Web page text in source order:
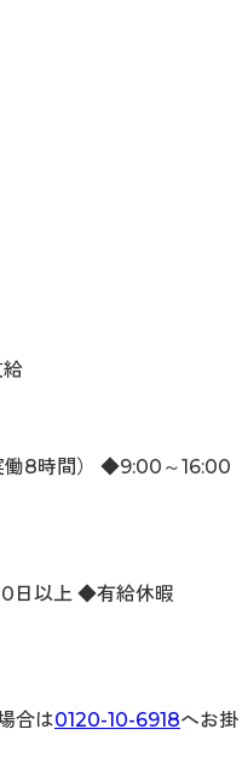
働8時間） ◆9:00～16:00
日以上 ◆有給休暇
合は0120-10-6918へお掛